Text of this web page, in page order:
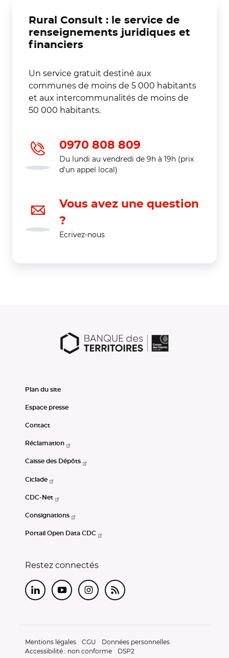
Rural Consult : le service de
renseignements juridiques et
financiers
Un service gratuit destiné aux
communes de moins de 5 000 habitants
et aux intercommunalités de moins de
50 000 habitants.
0970 808 809
Du lundi au vendredi de 9h à 19h (prix
d'un appel local)
Vous avez une question
?
Ecrivez-nous
Plan du site
Espace presse
Contact
Réclamation
Caisse des Dépôts
Ciclade
CDC-Net
Consignations
Portail Open Data CDC
Restez connectés
LinkedInYoutubeInstagram
RSS
Mentions légales CGU
Données personnelles
Accessibilité : non conforme
DSP2